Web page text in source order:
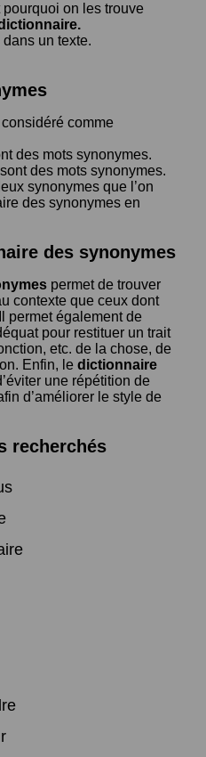
pourquoi on les trouve
un texte.
comme
des mots synonymes.
des mots synonymes.
synonymes que l’on
des synonymes en
des synonymes
permet de trouver
contexte que ceux dont
permet également de
pour restituer un trait
etc. de la chose, de
Enfin, le dictionnaire
une répétition de
d’améliorer le style de
recherchés